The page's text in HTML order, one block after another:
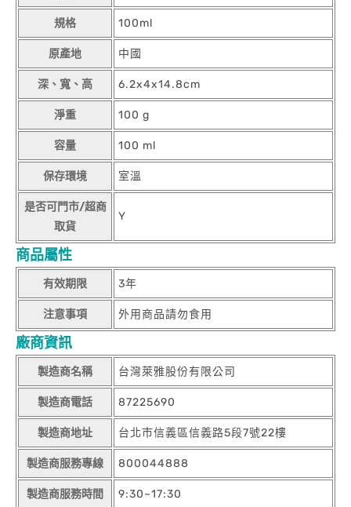
規格 100ml
原產地 中國
深、寬、高 6.2x4x14.8cm
淨重 100 g
容量 100 ml
保存環境 室溫
是否可門市/超商
取貨
Y
商品屬性
有效期限 3年
注意事項 外用商品請勿食用
廠商資訊
製造商名稱 台灣萊雅股份有限公司
製造商電話 87225690
製造商地址 台北市信義區信義路5段7號22樓
製造商服務專線 800044888
製造商服務時間 9:30~17:30